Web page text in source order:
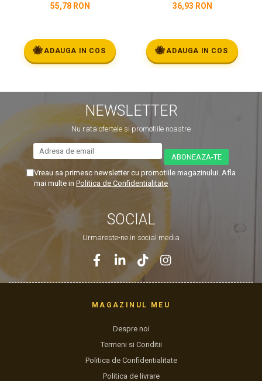
55,78 RON
🐝ADAUGA IN COS
36,93 RON
🐝ADAUGA IN COS
NEWSLETTER
Nu rata ofertele si promotiile noastre
Vreau sa primesc newsletter cu promotiile magazinului. Afla
mai multe in Politica de Confidentialitate
SOCIAL
Urmareste-ne in social media
MAGAZINUL MEU
Despre noi
Termeni si Conditii
Politica de Confidentialitate
Politica de livrare